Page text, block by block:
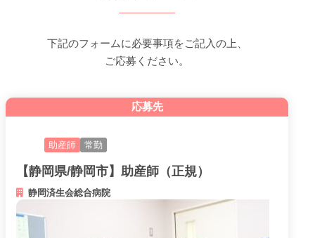
下記のフォームに必要事項をご記入の上、
ご応募ください。
応募先
助産師 常勤
【静岡県/静岡市】助産師（正規）
静岡済生会総合病院